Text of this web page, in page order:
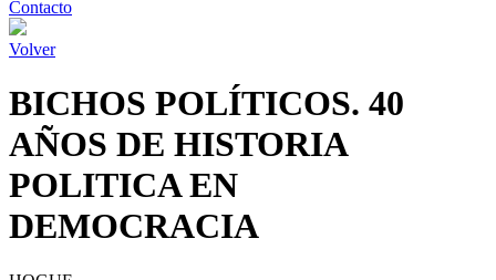
Contacto
Volver
BICHOS POLÍTICOS. 40
AÑOS DE HISTORIA
POLITICA EN
DEMOCRACIA